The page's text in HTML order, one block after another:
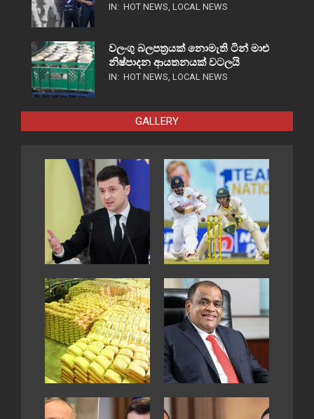
IN: HOT NEWS, LOCAL NEWS
වලංගු බලපත්‍රයක් නොමැති ටින් මාළු
නිෂ්පාදන ආයතනයක් වටලයි
IN: HOT NEWS, LOCAL NEWS
GALLERY